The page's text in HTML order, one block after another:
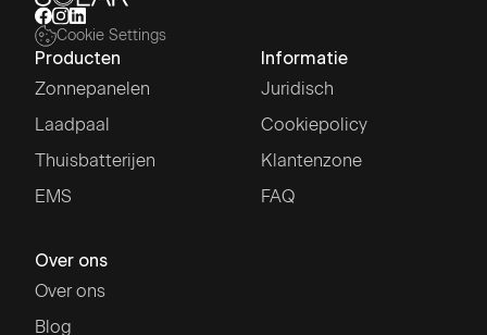
Cookie Settings
Producten
Zonnepanelen
Laadpaal
Thuisbatterijen
EMS
Informatie
Juridisch
Cookiepolicy
Klantenzone
FAQ
Over ons
Over ons
Blog